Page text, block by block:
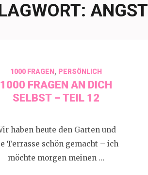
ANGST
1000 FRAGEN, PERSÖNLICH
1000 FRAGEN AN DICH
SELBST – TEIL 12
haben heute den Garten und
Terrasse schön gemacht – ich
möchte morgen meinen …